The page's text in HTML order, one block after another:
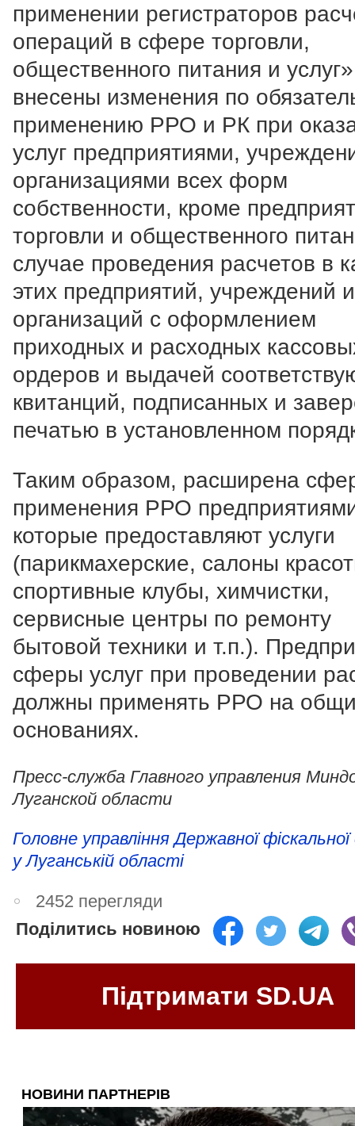
применении регистраторов
операций в сфере торговли,
общественного питания и услуг»
внесены изменения по
применению РРО и РК при
услуг предприятиями,
организациями всех форм
собственности, кроме
торговли и общественного
случае проведения расчетов в
этих предприятий, учреждений и
организаций с оформлением
приходных и расходных
ордеров и выдачей
квитанций, подписанных и
печатью в установленном
Таким образом, расширена
применения РРО
которые предоставляют услуги
(парикмахерские, салоны
спортивные клубы, химчистки,
сервисные центры по ремонту
бытовой техники и т.п.).
сферы услуг при проведении
должны применять РРО на
основаниях.
Пресс-служба Главного управления
Луганской области
Головне управління Державної
у Луганській області
2452 перегляди
Поділитись новиною
Підтримати SD.UA